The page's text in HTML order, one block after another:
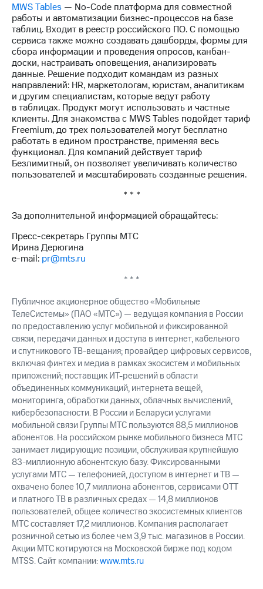
деловая этика
На главную
MWS Tables — No-Code платформа для совместной
работы и автоматизации бизнес-процессов на базе
таблиц. Входит в реестр российского ПО. C помощью
сервиса также можно создавать дашборды, формы для
сбора информации и проведения опросов, канбан-
доски, настраивать оповещения, анализировать
данные. Решение подходит командам из разных
направлений: HR, маркетологам, юристам, аналитикам
и другим специалистам, которые ведут работу
в таблицах. Продукт могут использовать и частные
клиенты. Для знакомства с MWS Tables подойдет тариф
Freemium, до трех пользователей могут бесплатно
работать в едином пространстве, применяя весь
функционал. Для компаний действует тариф
Безлимитный, он позволяет увеличивать количество
пользователей и масштабировать созданные решения.
* * *
За дополнительной информацией обращайтесь:
Пресс-секретарь Группы МТС
Ирина Дерюгина
e-mail: pr@mts.ru
* * *
Публичное акционерное общество «Мобильные
ТелеСистемы» (ПАО «МТС») — ведущая компания в России
по предоставлению услуг мобильной и фиксированной
связи, передачи данных и доступа в интернет, кабельного
и спутникового ТВ-вещания; провайдер цифровых сервисов,
включая финтех и медиа в рамках экосистем и мобильных
приложений; поставщик ИТ-решений в области
объединенных коммуникаций, интернета вещей,
мониторинга, обработки данных, облачных вычислений,
кибербезопасности. В России и Беларуси услугами
мобильной связи Группы МТС пользуются 88,5 миллионов
абонентов. На российском рынке мобильного бизнеса МТС
занимает лидирующие позиции, обслуживая крупнейшую
83-миллионную абонентскую базу. Фиксированными
услугами МТС — телефонией, доступом в интернет и ТВ —
охвачено более 10,7 миллиона абонентов, сервисами OTT
и платного ТВ в различных средах — 14,8 миллионов
пользователей, общее количество экосистемных клиентов
МТС составляет 17,2 миллионов. Компания располагает
розничной сетью из более чем 3,9 тыс. магазинов в России.
Акции МТС котируются на Московской бирже под кодом
MTSS. Сайт компании:www.mts.ru